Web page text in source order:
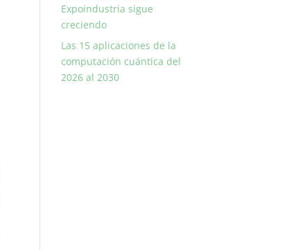
Expoindustria sigue
creciendo
Las 15 aplicaciones de la
computación cuántica del
2026 al 2030